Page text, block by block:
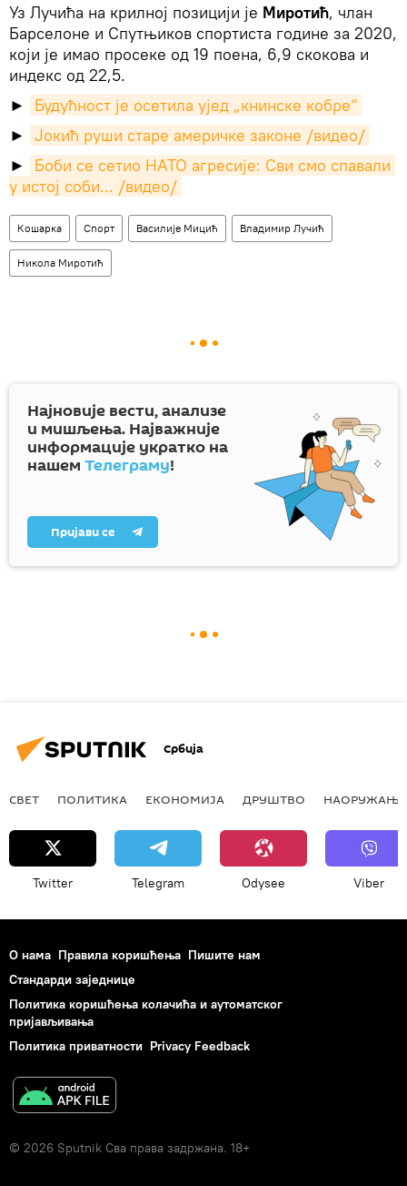
​Уз Лучића на крилној позицији је Миротић, члан
Барселоне и Спутњиков спортиста године за 2020,
који је имао просеке од 19 поена, 6,9 скокова и
индекс од 22,5.
​►
Будућност је осетила ујед „книнске кобре“
►
Јокић руши старе америчке законе /видео/
►
Боби се сетио НАТО агресије: Сви смо спавали
у истој соби... /видео/
Кошарка Спорт Василије Мицић Владимир Лучић
Никола Миротић
Најновије вести, анализе
и мишљења. Најважније
информације укратко на
нашем Телеграму!
Пријави се
Србија
СВЕТ ПОЛИТИКА ЕКОНОМИЈА ДРУШТВО НАОРУЖАЊЕ
Twitter Telegram Odysee Viber
О нама Правила коришћења Пишите нам
Стандарди заједнице
Политика коришћења колачића и аутоматског
пријављивања
Политика приватности Privacy Feedback
© 2026 Sputnik Сва права задржана. 18+